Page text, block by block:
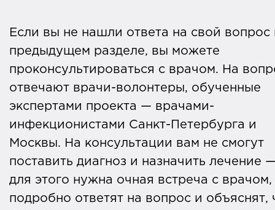
Если вы не нашли ответа на свой вопрос
предыдущем разделе, вы можете
проконсультироваться с врачом. На
отвечают врачи-волонтеры, обученные
экспертами проекта — врачами-
инфекционистами Санкт-Петербурга и
Москвы. На консультации вам не смогут
поставить диагноз и назначить лечение
для этого нужна очная встреча с врачом,
подробно ответят на вопрос и объяснят,